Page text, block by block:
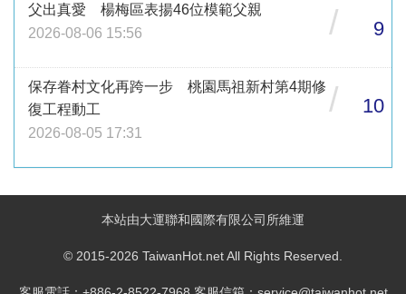
父出真愛 楊梅區表揚46位模範父親
2026-08-06 15:56
/ 9
保存眷村文化再跨一步 桃園馬祖新村第4期修
復工程動工
2026-08-05 17:31
/ 10
本站由大運聯和國際有限公司所維運
© 2015-2026 TaiwanHot.net All Rights Reserved.